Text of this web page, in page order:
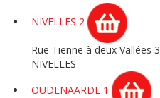
NIVELLES 2
Rue Tienne à deux Vallées 3
NIVELLES
OUDENAARDE 1